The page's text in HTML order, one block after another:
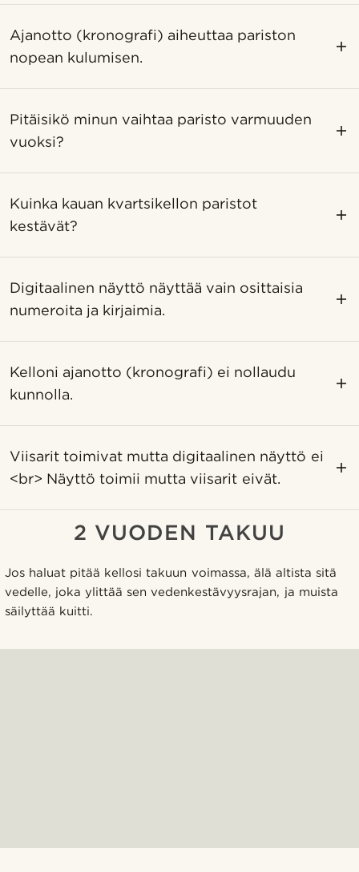
Ajanotto (kronografi) aiheuttaa pariston
nopean kulumisen.
Pitäisikö minun vaihtaa paristo varmuuden
vuoksi?
Kuinka kauan kvartsikellon paristot
kestävät?
Digitaalinen näyttö näyttää vain osittaisia ​​
numeroita ja kirjaimia.
Kelloni ajanotto (kronografi) ei nollaudu
kunnolla.
Viisarit toimivat mutta digitaalinen näyttö ei
<br> Näyttö toimii mutta viisarit eivät.
2 VUODEN TAKUU
Jos haluat pitää kellosi takuun voimassa, älä altista sitä
vedelle, joka ylittää sen vedenkestävyysrajan, ja muista
säilyttää kuitti.